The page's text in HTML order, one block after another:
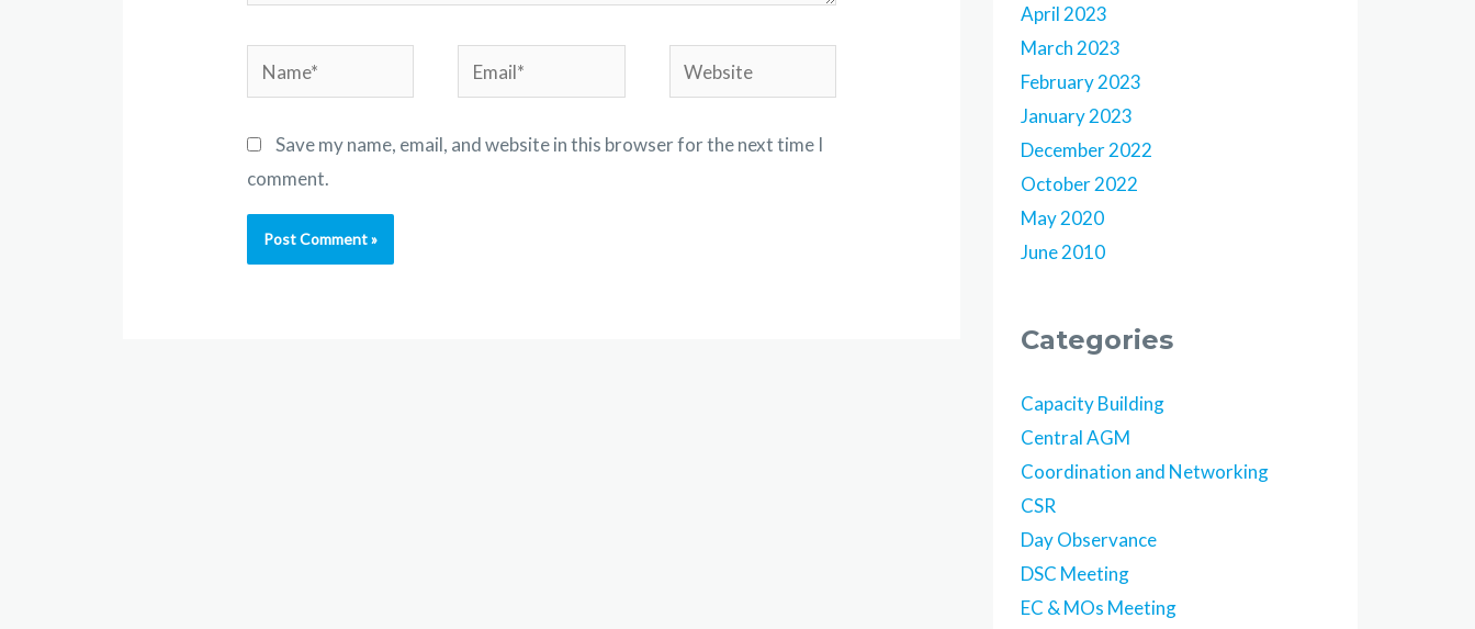
Save my name, email, and website in this browser for the next time I
comment.
April 2023
March 2023
February 2023
January 2023
December 2022
October 2022
May 2020
June 2010
Categories
Capacity Building
Central AGM
Coordination and Networking
CSR
Day Observance
DSC Meeting
EC & MOs Meeting